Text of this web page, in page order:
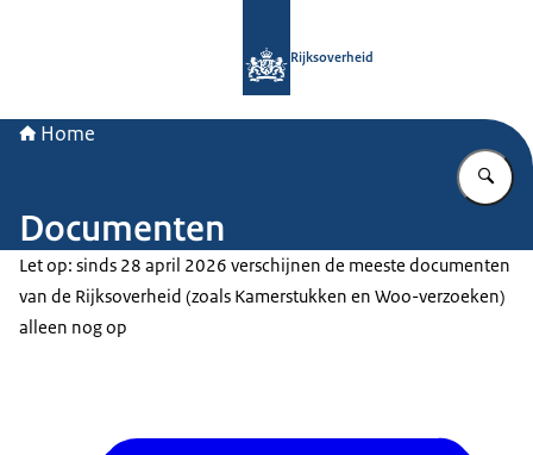
Rijksoverheid
Home
Documenten
Let op: sinds 28 april 2026 verschijnen de meeste documenten
van de Rijksoverheid (zoals Kamerstukken en Woo-verzoeken)
alleen nog op